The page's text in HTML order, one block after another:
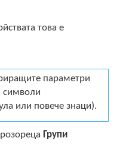
това е
параметри
символи
или повече знаци).
Групи